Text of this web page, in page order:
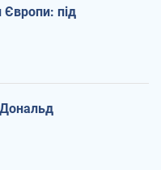
Європи: під
Дональд